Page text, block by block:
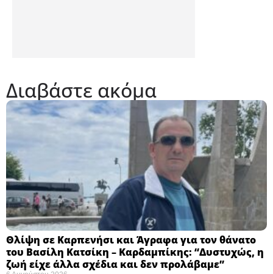
Διαβάστε ακόμα
Θλίψη σε Καρπενήσι και Άγραφα για τον θάνατο
του Βασίλη Κατσίκη – Καρδαμπίκης: “Δυστυχώς, η
ζωή είχε άλλα σχέδια και δεν προλάβαμε”